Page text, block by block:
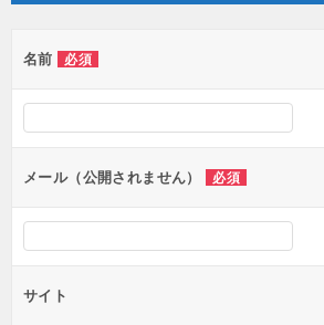
名前 必須
メール（公開されません） 必須
サイト